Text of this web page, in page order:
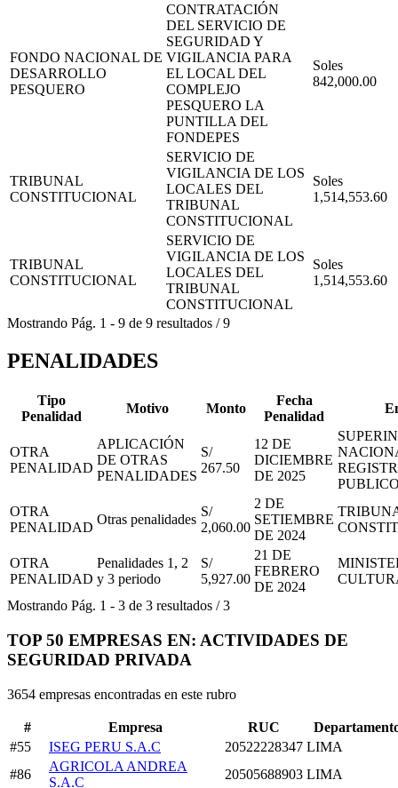
FONDO NACIONAL DE
DESARROLLO
PESQUERO
CONTRATACIÓN
DEL SERVICIO DE
SEGURIDAD Y
VIGILANCIA PARA
EL LOCAL DEL
COMPLEJO
PESQUERO LA
PUNTILLA DEL
FONDEPES
Soles
842,000.00
TRIBUNAL
CONSTITUCIONAL
SERVICIO DE
VIGILANCIA DE LOS
LOCALES DEL
TRIBUNAL
CONSTITUCIONAL
Soles
1,514,553.60
TRIBUNAL
CONSTITUCIONAL
SERVICIO DE
VIGILANCIA DE LOS
LOCALES DEL
TRIBUNAL
CONSTITUCIONAL
Soles
1,514,553.60
Mostrando Pág. 1 - 9 de 9 resultados /9
PENALIDADES
Tipo
Penalidad
Motivo Monto
Fecha
Penalidad
OTRA
PENALIDAD
APLICACIÓN
DE OTRAS
PENALIDADES
S/
267.50
12 DE
DICIEMBRE
DE 2025
OTRA
PENALIDAD
Otras penalidades
S/
2,060.00
2 DE
SETIEMBRE
DE 2024
OTRA
PENALIDAD
Penalidades 1, 2
y 3 periodo
S/
5,927.00
21 DE
FEBRERO
DE 2024
Mostrando Pág. 1 - 3 de 3 resultados /3
TOP 50 EMPRESAS EN: ACTIVIDADES DE
SEGURIDAD PRIVADA
3654 empresas encontradas en este rubro
# Empresa RUC
#55
ISEG PERU S.A.C 20522228347 LIMA
#86
AGRICOLA ANDREA
S.A.C
20505688903 LIMA